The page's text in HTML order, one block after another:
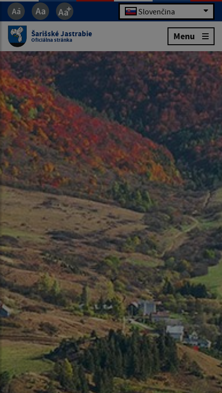
Slovenčina
Šarišské Jastrabie
Oficiálna stránka Menu